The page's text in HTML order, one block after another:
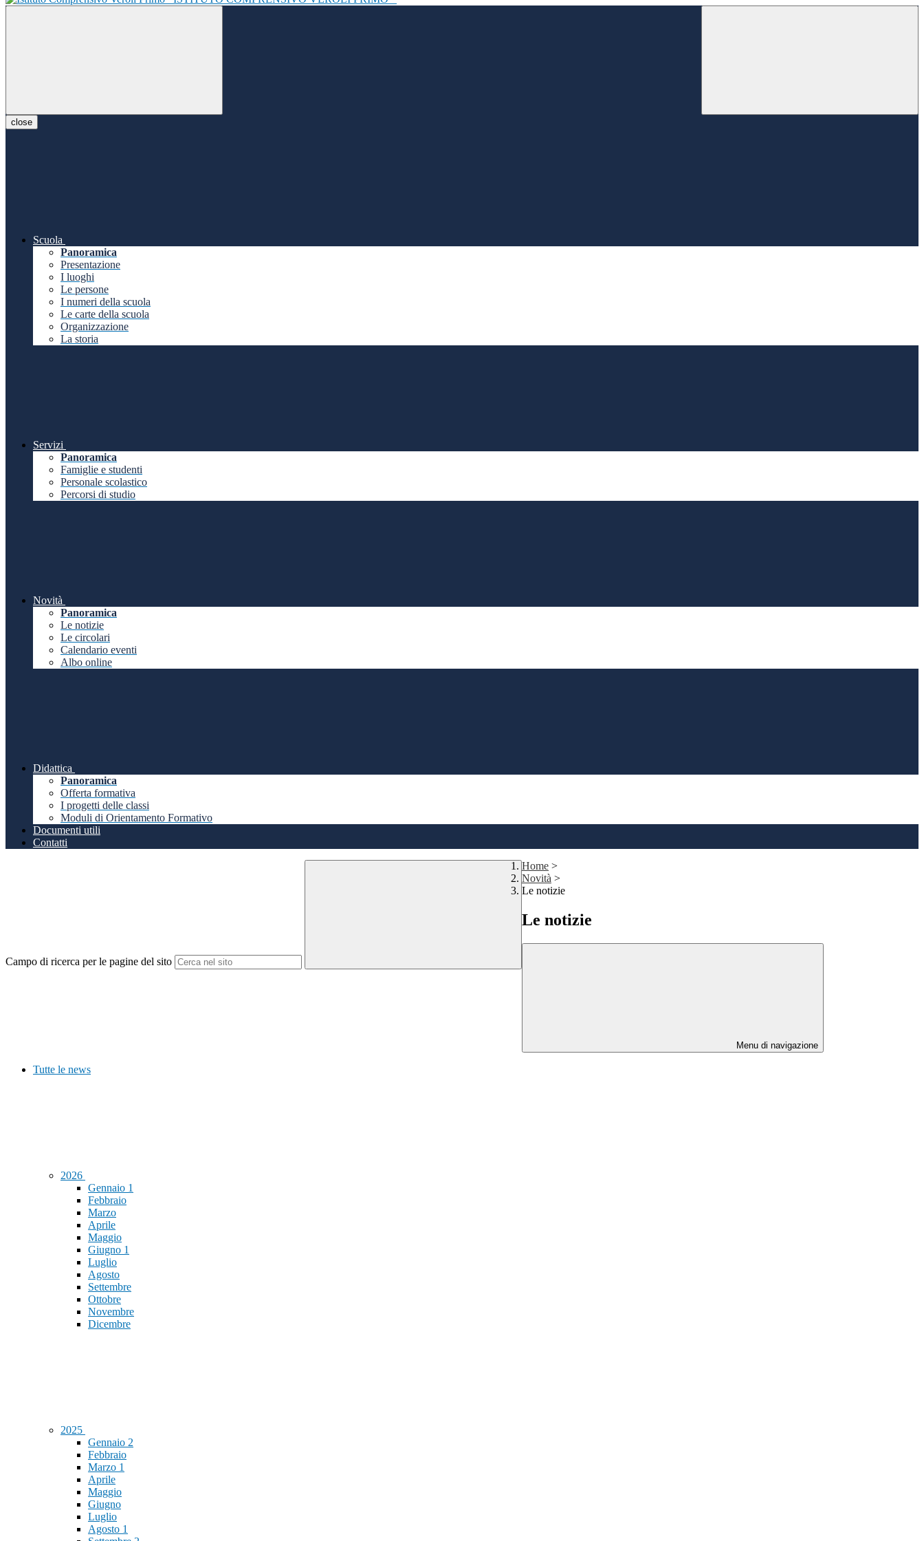
close
Scuola
Panoramica
Presentazione
I luoghi
Le persone
I numeri della scuola
Le carte della scuola
Organizzazione
La storia
Servizi
Panoramica
Famiglie e studenti
Personale scolastico
Percorsi di studio
Novità
Panoramica
Le notizie
Le circolari
Calendario eventi
Albo online
Didattica
Panoramica
Offerta formativa
I progetti delle classi
Moduli di Orientamento Formativo
Documenti utili
Contatti
Campo di ricerca per le pagine del sito
Home >
Novità >
Le notizie
Le notizie
Menu di navigazione
Tutte le news
2026
Gennaio 1
Febbraio
Marzo
Aprile
Maggio
Giugno 1
Luglio
Agosto
Settembre
Ottobre
Novembre
Dicembre
2025
Gennaio 2
Febbraio
Marzo 1
Aprile
Maggio
Giugno
Luglio
Agosto 1